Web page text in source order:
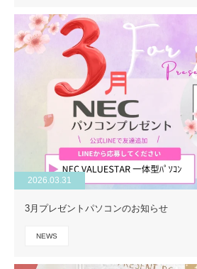
2026.03.31
3月プレゼントパソコンのお知らせ
NEWS